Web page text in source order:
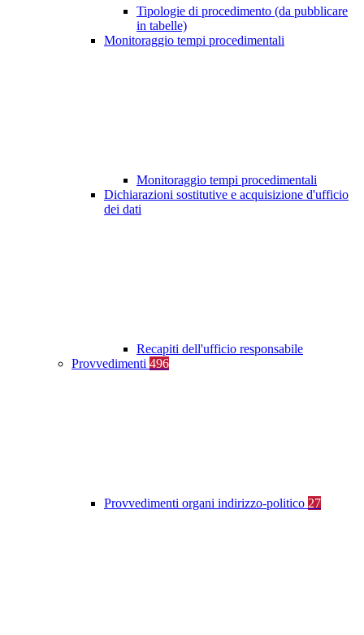
Tipologie di procedimento (da pubblicare
in tabelle)
Monitoraggio tempi procedimentali
Monitoraggio tempi procedimentali
Dichiarazioni sostitutive e acquisizione d'ufficio
dei dati
Recapiti dell'ufficio responsabile
Provvedimenti 496
Provvedimenti organi indirizzo-politico 27